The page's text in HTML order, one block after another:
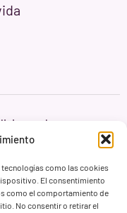
como las cookies
El consentimiento
como el comportamiento de
No consentir o retirar el
de uso